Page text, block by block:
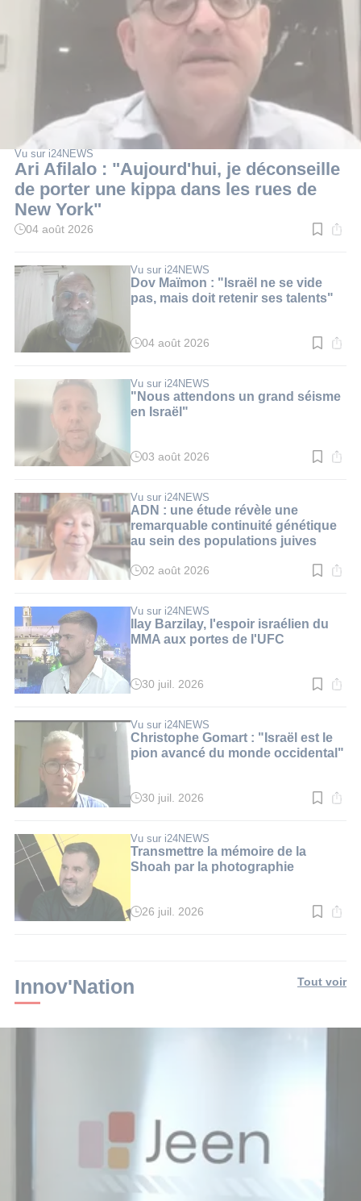
Vu sur i24NEWS
Ari Afilalo : "Aujourd'hui, je déconseille
de porter une kippa dans les rues de
New York"
Temps
:
3
04 août 2026
Vu sur i24NEWS
Dov Maïmon : "Israël ne se vide
pas, mais doit retenir ses talents"
Temps
:
3
min.
04 août 2026
Vu sur i24NEWS
"Nous attendons un grand séisme
en Israël"
Temps
:
3
min.
03 août 2026
Vu sur i24NEWS
ADN : une étude révèle une
remarquable continuité génétique
au sein des populations juives
Temps
:
3
min.
02 août 2026
Vu sur i24NEWS
Ilay Barzilay, l'espoir israélien du
MMA aux portes de l'UFC
Temps
:
2
min.
30 juil. 2026
Vu sur i24NEWS
Christophe Gomart : "Israël est le
pion avancé du monde occidental"
Temps
:
2
min.
30 juil. 2026
Vu sur i24NEWS
Transmettre la mémoire de la
Shoah par la photographie
Temps
26 juil. 2026
Innov'Nation Tout voir